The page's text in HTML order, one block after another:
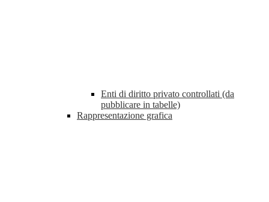
Enti di diritto privato controllati (da
pubblicare in tabelle)
Rappresentazione grafica